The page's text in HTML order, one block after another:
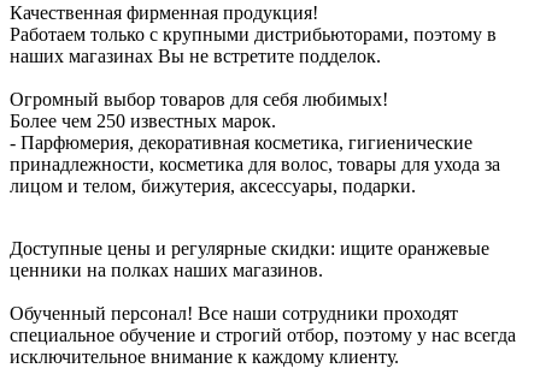
Качественная фирменная продукция!
Работаем только с крупными дистрибьюторами, поэтому в
наших магазинах Вы не встретите подделок.
Огромный выбор товаров для себя любимых!
Более чем 250 известных марок.
- Парфюмерия, декоративная косметика, гигиенические
принадлежности, косметика для волос, товары для ухода за
лицом и телом, бижутерия, аксессуары, подарки.
Доступные цены и регулярные скидки: ищите оранжевые
ценники на полках наших магазинов.
Обученный персонал! Все наши сотрудники проходят
специальное обучение и строгий отбор, поэтому у нас всегда
исключительное внимание к каждому клиенту.